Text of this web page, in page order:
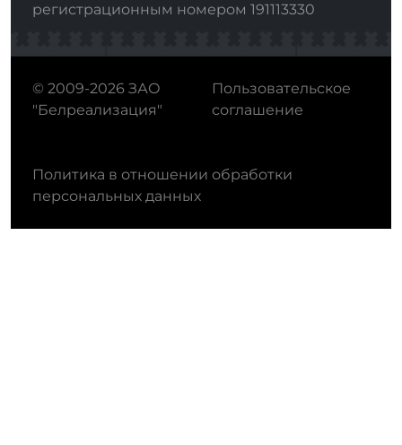
регистрационным номером 191113330
© 2009-2026 ЗАО
"Белреализация"
Пользовательское
соглашение
Политика в отношении обработки
персональных данных